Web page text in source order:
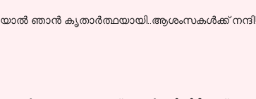
ഞാന്‍ കൃതാര്‍ത്ഥയായി..ആശംസകള്‍ക്ക്